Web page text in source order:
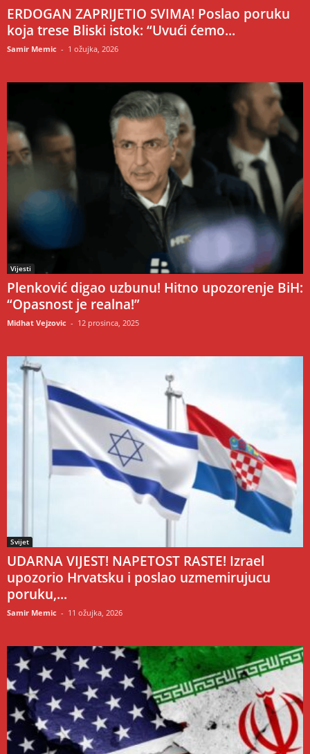
ERDOGAN ZAPRIJETIO SVIMA! Poslao poruku
koja trese Bliski istok: “Uvući ćemo...
Samir Memic - 1 ožujka, 2026
Vijesti
Plenković digao uzbunu! Hitno upozorenje BiH:
“Opasnost je realna!”
Midhat Vejzovic - 12 prosinca, 2025
Svijet
UDARNA VIJEST! NAPETOST RASTE! Izrael
upozorio Hrvatsku i poslao uzmemirujucu
poruku,...
Samir Memic - 11 ožujka, 2026